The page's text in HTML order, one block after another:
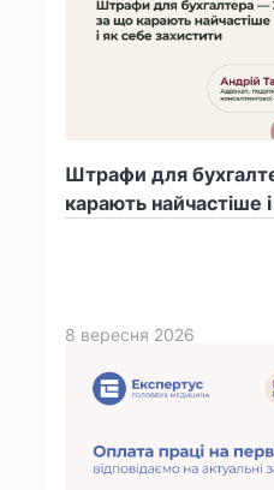
Штрафи для
карають найчастіше
8 вересня 2026